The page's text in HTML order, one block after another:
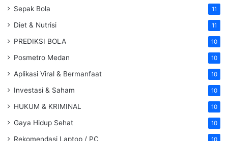
Sepak Bola 11
Diet & Nutrisi 11
PREDIKSI BOLA 10
Posmetro Medan 10
Aplikasi Viral & Bermanfaat 10
Investasi & Saham 10
HUKUM & KRIMINAL 10
Gaya Hidup Sehat 10
Rekomendasi Laptop / PC 10